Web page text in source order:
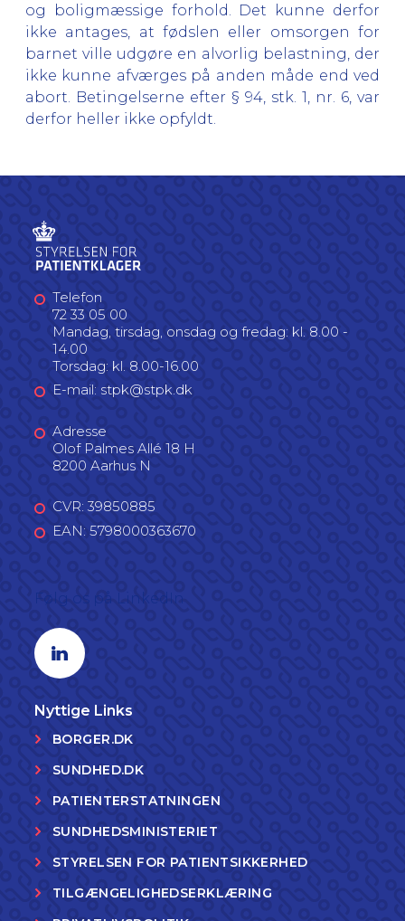
og boligmæssige forhold. Det kunne derfor
ikke antages, at fødslen eller omsorgen for
barnet ville udgøre en alvorlig belastning, der
ikke kunne afværges på anden måde end ved
abort. Betingelserne efter § 94, stk. 1, nr. 6, var
derfor heller ikke opfyldt.
Telefon
72 33 05 00
Mandag, tirsdag, onsdag og fredag: kl. 8.00 -
14.00
Torsdag: kl. 8.00-16.00
E-mail: stpk@stpk.dk
Adresse
Olof Palmes Allé 18 H
8200 Aarhus N
CVR: 39850885
EAN: 5798000363670
Linkedin profil
Nyttige Links
BORGER.DK
SUNDHED.DK
PATIENTERSTATNINGEN
SUNDHEDSMINISTERIET
STYRELSEN FOR PATIENTSIKKERHED
TILGÆNGELIGHEDSERKLÆRING